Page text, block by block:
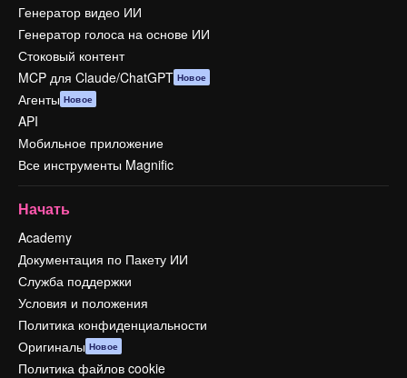
Генератор видео ИИ
Генератор голоса на основе ИИ
Стоковый контент
MCP для Claude/ChatGPT Новое
Агенты Новое
API
Мобильное приложение
Все инструменты Magnific
Начать
Academy
Документация по Пакету ИИ
Служба поддержки
Условия и положения
Политика конфиденциальности
Оригиналы Новое
Политика файлов cookie